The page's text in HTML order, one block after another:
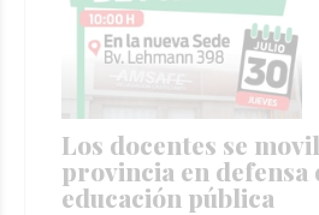
Los docentes se
provincia en defensa
educación pública